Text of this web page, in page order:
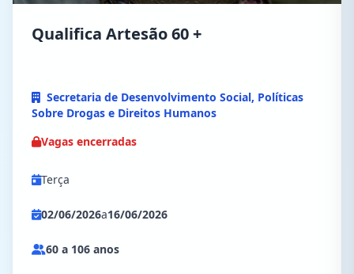
Qualifica Artesão 60 +
Secretaria de Desenvolvimento Social, Políticas
Sobre Drogas e Direitos Humanos
Vagas encerradas
Terça
02/06/2026a16/06/2026
60 a 106 anos